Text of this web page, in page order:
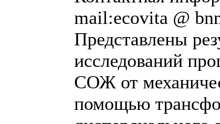
mail:ecovita @
Представлены
исследований
СОЖ от
помощью